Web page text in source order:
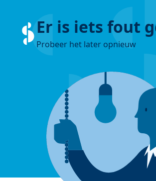
Er is iets fout
Probeer het later opnieuw